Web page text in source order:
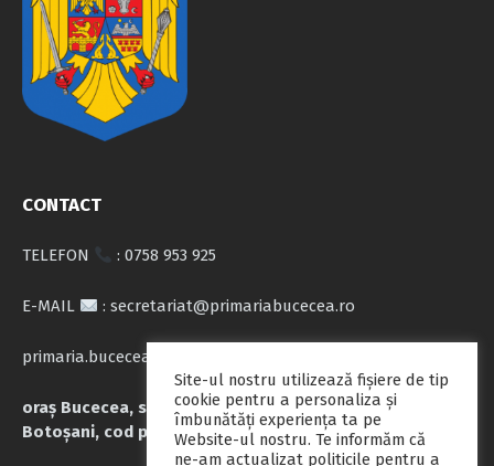
CONTACT
TELEFON : 0758 953 925
E-MAIL : secretariat@primariabucecea.ro
primaria.bucecea@yahoo.com
oraș Bucecea, str. Calea Națională nr.71, județul
Botoșani, cod poștal 717045
Site-ul nostru utilizează fişiere de tip
cookie pentru a personaliza și
îmbunătăți experiența ta pe
Website-ul nostru. Te informăm că
ne-am actualizat politicile pentru a